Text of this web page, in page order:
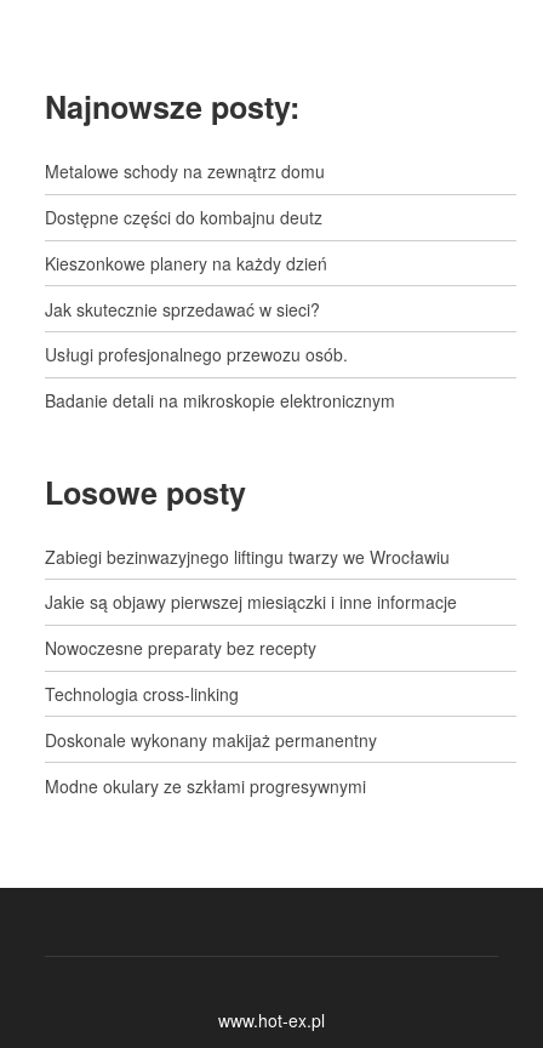
Najnowsze posty:
Metalowe schody na zewnątrz domu
Dostępne części do kombajnu deutz
Kieszonkowe planery na każdy dzień
Jak skutecznie sprzedawać w sieci?
Usługi profesjonalnego przewozu osób.
Badanie detali na mikroskopie elektronicznym
Losowe posty
Zabiegi bezinwazyjnego liftingu twarzy we Wrocławiu
Jakie są objawy pierwszej miesiączki i inne informacje
Nowoczesne preparaty bez recepty
Technologia cross-linking
Doskonale wykonany makijaż permanentny
Modne okulary ze szkłami progresywnymi
www.hot-ex.pl